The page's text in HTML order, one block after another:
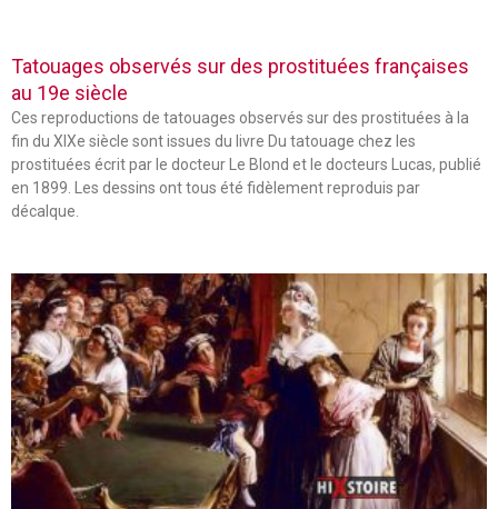
Tatouages observés sur des prostituées françaises
au 19e siècle
Ces reproductions de tatouages observés sur des prostituées à la
fin du XIXe siècle sont issues du livre Du tatouage chez les
prostituées écrit par le docteur Le Blond et le docteurs Lucas, publié
en 1899. Les dessins ont tous été fidèlement reproduis par
décalque.